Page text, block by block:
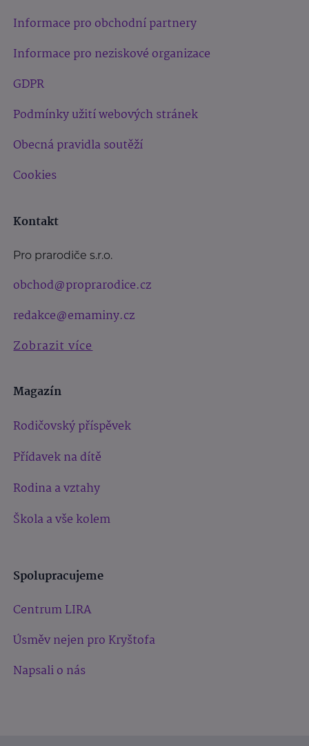
Informace pro obchodní partnery
Informace pro neziskové organizace
GDPR
Podmínky užití webových stránek
Obecná pravidla soutěží
Cookies
Kontakt
Pro prarodiče s.r.o.
obchod@proprarodice.cz
redakce@emaminy.cz
Zobrazit více
Magazín
Rodičovský příspěvek
Přídavek na dítě
Rodina a vztahy
Škola a vše kolem
Spolupracujeme
Centrum LIRA
Úsměv nejen pro Kryštofa
Napsali o nás